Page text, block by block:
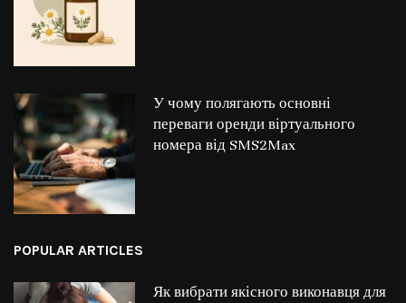
У чому полягають основні
переваги оренди віртуального
номера від SMS2Max
POPULAR ARTICLES
Як вибрати якісного виконавця для